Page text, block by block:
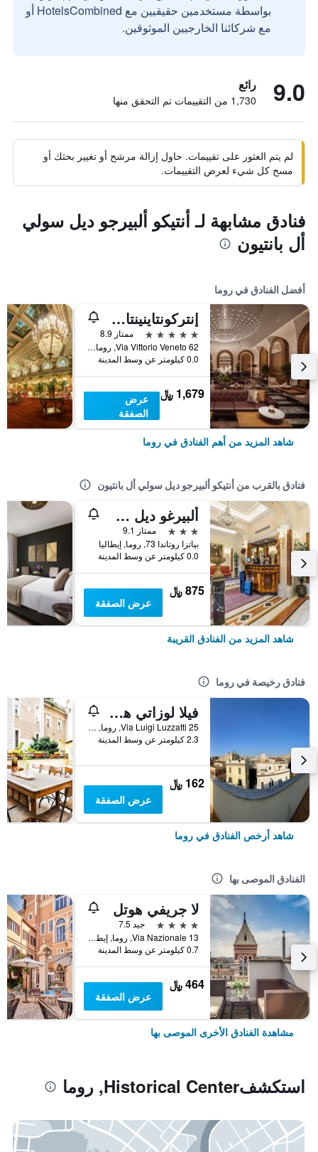
بواسطة مستخدمين حقيقيين مع HotelsCombined أو
مع شركائنا الخارجيين الموثوقين.
9.0 رائع
1,730 من التقييمات تم التحقق منها
لم يتم العثور على تقييمات. حاول إزالة مرشح أو تغيير بحثك أو
مسح كل شيء لعرض التقييمات.
فنادق مشابهة لـ أنتيكو ألبيرجو ديل سولي
أل بانتيون
أفضل الفنادق في روما
إنتركونتاينينتال روم أمباسشياتوري بالاس باي آيتش جي
5 نجوم
ممتاز 8.9
Via Vittorio Veneto 62, روما, إيطاليا
0.0 كيلومتر عن وسط المدينة
1,679 ﷼
عرض
الصفقة
شاهد المزيد من أهم الفنادق في روما
فنادق بالقرب من أنتيكو ألبيرجو ديل سولي أل بانتيون
ألبيرغو ديل سيناتو
3 نجوم
ممتاز 9.1
بياتزا روتاندا 73, روما, إيطاليا
0.0 كيلومتر عن وسط المدينة
875 ﷼
عرض الصفقة
شاهد المزيد من الفنادق القريبة
فنادق رخيصة في روما
فيلا لوزاتي هوستل
25 Via Luigi Luzzatti, روما, إيطاليا
2.3 كيلومتر عن وسط المدينة
162 ﷼
عرض الصفقة
شاهد أرخص الفنادق في روما
الفنادق الموصى بها
لا جريفي هوتل
4 نجوم
جيد 7.5
Via Nazionale 13, روما, إيطاليا
0.7 كيلومتر عن وسط المدينة
464 ﷼
عرض الصفقة
مشاهدة الفنادق الأخرى الموصى بها
استكشفHistorical Center, روما